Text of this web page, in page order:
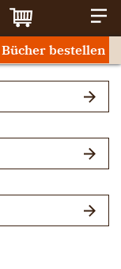
Bücher bestellen